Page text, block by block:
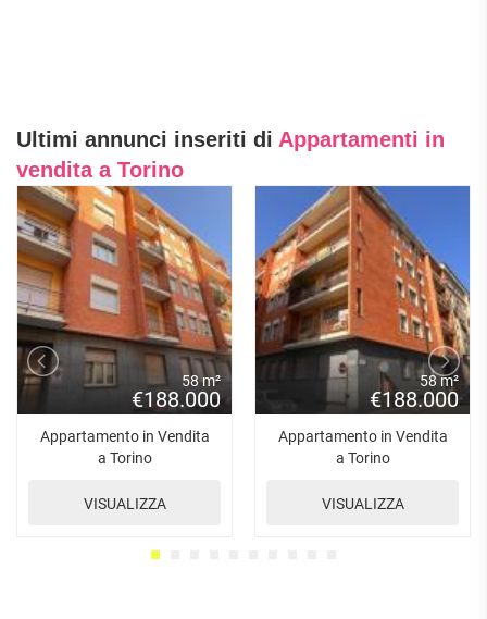
Ultimi annunci inseriti di Appartamenti in
vendita a Torino
58 m²
€188.000
Appartamento in Vendita
a Torino
VISUALIZZA
58 m²
€188.000
Appartamento in Vendita
a Torino
VISUALIZZA